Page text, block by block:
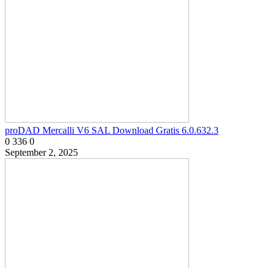
proDAD Mercalli V6 SAL Download Gratis 6.0.632.3
0 336 0
September 2, 2025